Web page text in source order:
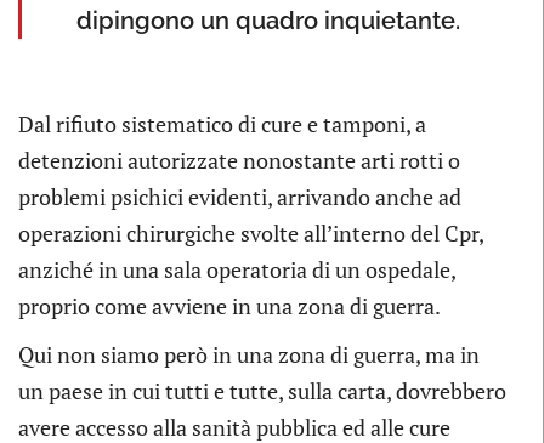
dipingono un quadro inquietante.
Dal rifiuto sistematico di cure e tamponi, a
detenzioni autorizzate nonostante arti rotti o
problemi psichici evidenti, arrivando anche ad
operazioni chirurgiche svolte all’interno del Cpr,
anziché in una sala operatoria di un ospedale,
proprio come avviene in una zona di guerra.
Qui non siamo però in una zona di guerra, ma in
un paese in cui tutti e tutte, sulla carta, dovrebbero
avere accesso alla sanità pubblica ed alle cure